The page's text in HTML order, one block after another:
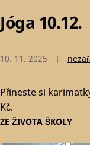
ZE ŽIVOTA ŠKOLY
Jóga 10.12.
10. 11. 2025
Přineste si
Kč.